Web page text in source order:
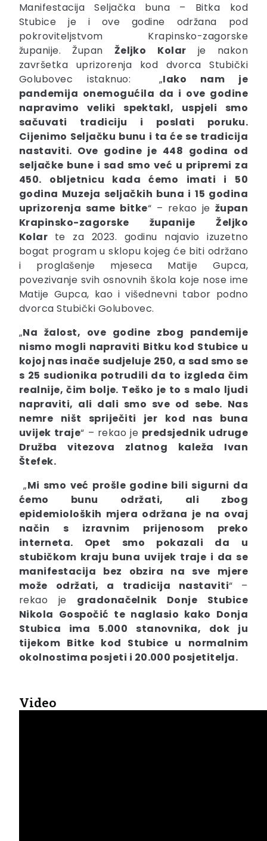
Manifestacija Seljačka buna – Bitka kod
Stubice je i ove godine održana pod
pokroviteljstvom Krapinsko-zagorske
županije. Župan Željko Kolar je nakon
završetka uprizorenja kod dvorca Stubički
Golubovec istaknuo: „Iako nam je
pandemija onemogućila da i ove godine
napravimo veliki spektakl, uspjeli smo
sačuvati tradiciju i poslati poruku.
Cijenimo Seljačku bunu i ta će se tradicija
nastaviti. Ove godine je 448 godina od
seljačke bune i sad smo već u pripremi za
450. obljetnicu kada ćemo imati i 50
godina Muzeja seljačkih buna i 15 godina
uprizorenja same bitke“ – rekao je župan
Krapinsko-zagorske županijeŽeljko
Kolar te za 2023. godinu najavio izuzetno
bogat program u sklopu kojeg će biti održano
i proglašenje mjeseca Matije Gupca,
povezivanje svih osnovnih škola koje nose ime
Matije Gupca, kao i višednevni tabor podno
dvorca Stubički Golubovec.
„Na žalost, ove godine zbog pandemije
nismo mogli napraviti Bitku kod Stubice u
kojoj nas inače sudjeluje 250, a sad smo se
s 25 sudionika potrudili da to izgleda čim
realnije, čim bolje. Teško je to s malo ljudi
napraviti, ali dali smo sve od sebe. Nas
nemre ništ spriječiti jer kod nas buna
uvijek traje“ – rekao je predsjednik udruge
Družba vitezova zlatnog kaleža Ivan
Štefek.
„Mi smo već prošle godine bili sigurni da
ćemo bunu održati, ali zbog
epidemioloških mjera održana je na ovaj
način s izravnim prijenosom preko
interneta. Opet smo pokazali da u
stubičkom kraju buna uvijek traje i da se
manifestacija bez obzira na sve mjere
može održati, a tradicija nastaviti“ –
rekao je gradonačelnik Donje Stubice
Nikola Gospočić te naglasio kako Donja
Stubica ima 5.000 stanovnika, dok ju
tijekom Bitke kod Stubice u normalnim
okolnostima posjeti i 20.000 posjetitelja.
Video